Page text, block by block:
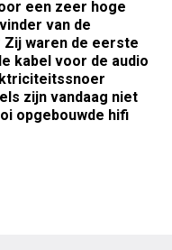
een zeer hoge
van de
waren de eerste
kabel voor de audio
zijn vandaag niet
opgebouwde hifi